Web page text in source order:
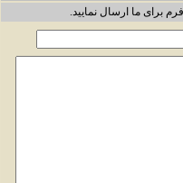
برای ما ارسال نمایید.